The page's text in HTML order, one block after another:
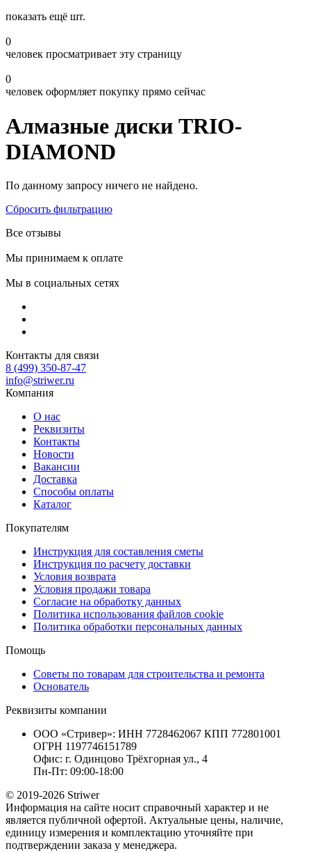
показать ещё шт.
0
человек просматривает эту страницу
0
человек оформляет покупку прямо сейчас
Алмазные диски TRIO-
DIAMOND
По данному запросу ничего не найдено.
Сбросить фильтрацию
Все отзывы
Мы принимаем к оплате
Мы в социальных сетях
Контакты для связи
8 (499) 350-87-47
info@striwer.ru
Компания
О нас
Реквизиты
Контакты
Новости
Вакансии
Доставка
Способы оплаты
Каталог
Покупателям
Инструкция для составления сметы
Инструкция по расчету доставки
Условия возврата
Условия продажи товара
Согласие на обработку данных
Политика использования файлов cookie
Политика обработки персональных данных
Помощь
Советы по товарам для строительства и ремонта
Основатель
Реквизиты компании
ООО «Стривер»: ИНН 7728462067 КПП 772801001
ОГРН 1197746151789
Офис: г. Одинцово Трёхгорная ул., 4
Пн-Пт: 09:00-18:00
© 2019-2026 Striwer
Информация на сайте носит справочный характер и не
является публичной офертой. Актуальные цены, наличие,
единицу измерения и комплектацию уточняйте при
подтверждении заказа у менеджера.